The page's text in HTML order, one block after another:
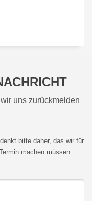
uns zurückmelden
bitte daher, das wir für
machen müssen.